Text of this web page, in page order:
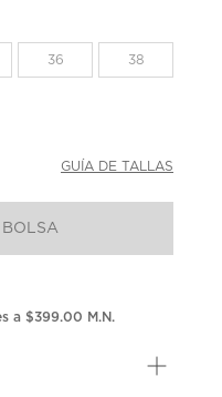
misma
36 38
GUÍA DE TALLAS
a $399.00 M.N.